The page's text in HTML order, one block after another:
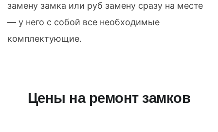
замену замка или руб замену сразу на месте
— у него с собой все необходимые
комплектующие.
Цены на ремонт замков